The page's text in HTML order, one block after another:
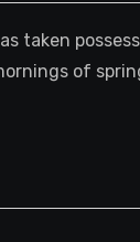
taken
of